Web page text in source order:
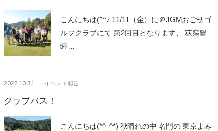
こんにちは(^^♪ 11/11（金）に＠JGMおごせゴ
ルフクラブにて 第2回目となります、 荻窪親
睦…
2022.10.31 イベント報告
クラブバス！
こんにちは(*^_^*) 秋晴れの中 名門の 東京よみ